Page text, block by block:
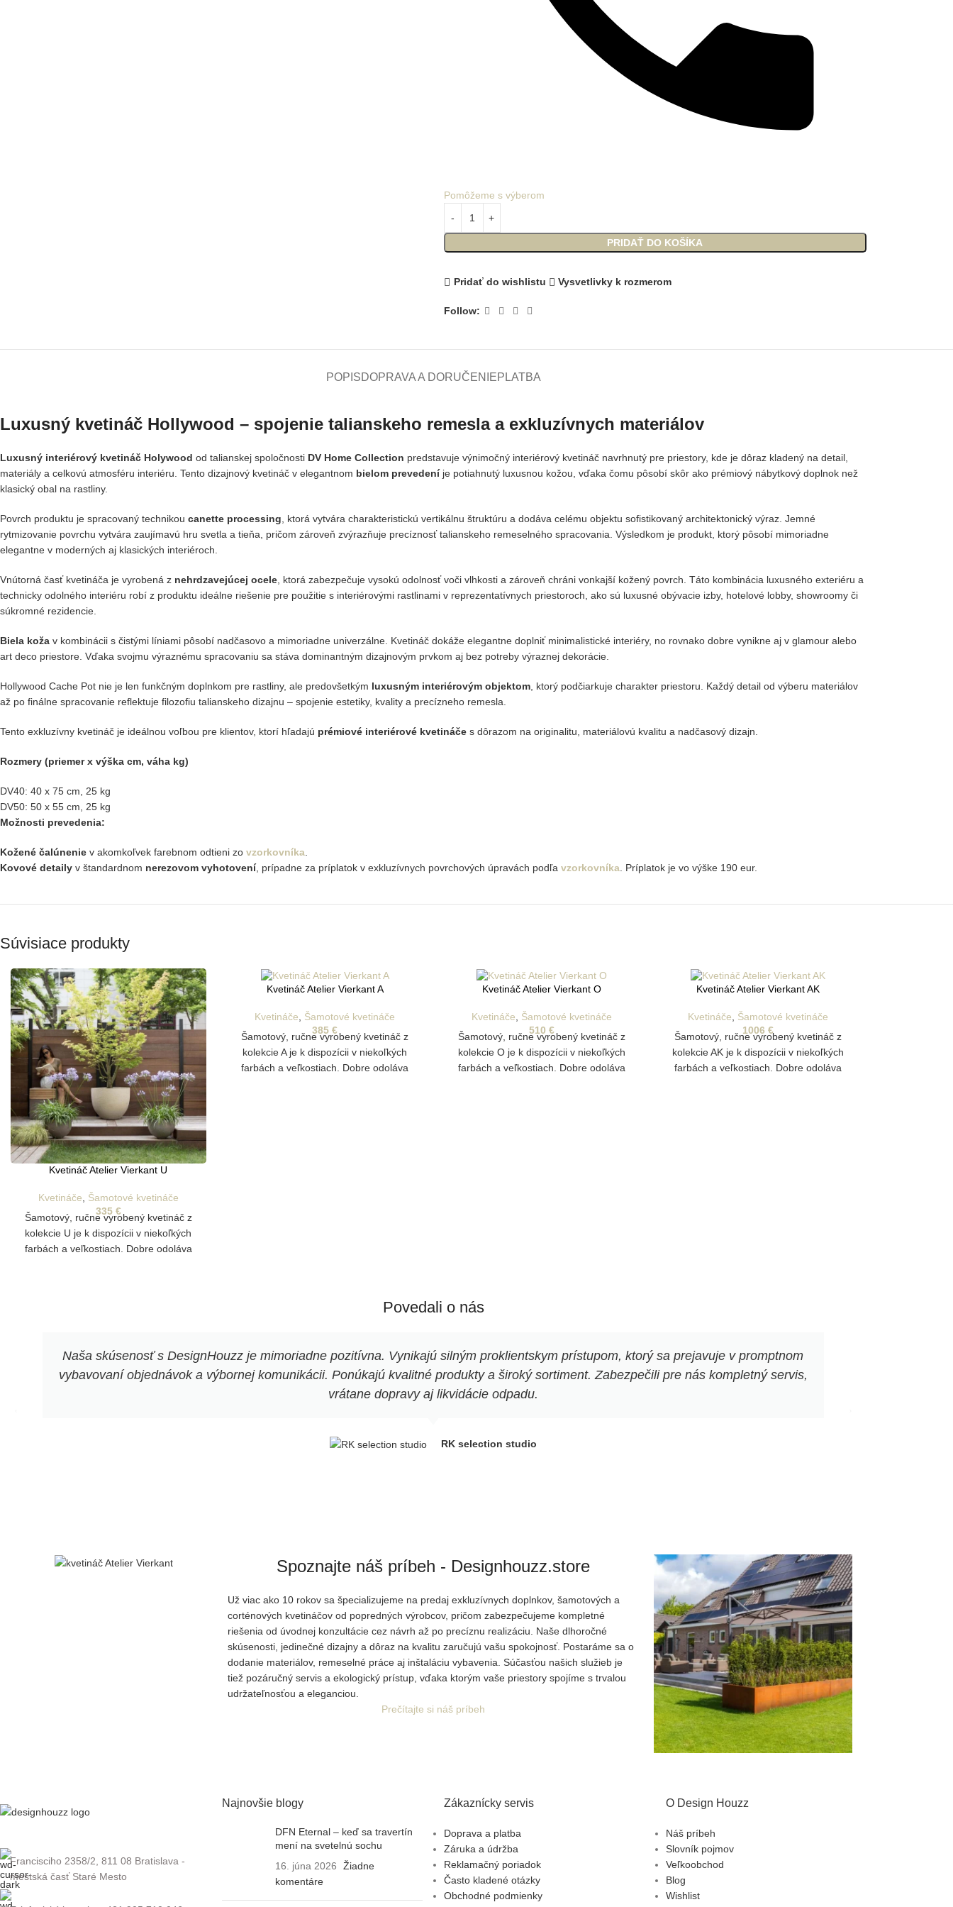
PRIDAŤ DO KOŠÍKA
Pomôžeme s výberom
Pridať do wishlistu Vysvetlivky k rozmerom
Follow:
POPISDOPRAVA A DORUČENIEPLATBA
Luxusný kvetináč Hollywood – spojenie talianskeho remesla a exkluzívnych materiálov
Luxusný interiérový kvetináč Holywood od talianskej spoločnosti DV Home Collection predstavuje výnimočný interiérový kvetináč navrhnutý pre priestory, kde je dôraz kladený na detail,
materiály a celkovú atmosféru interiéru. Tento dizajnový kvetináč v elegantnom bielom prevedeníje potiahnutý luxusnou kožou, vďaka čomu pôsobí skôr ako prémiový nábytkový doplnok než
klasický obal na rastliny.
Povrch produktu je spracovaný technikou canette processing , ktorá vytvára charakteristickú vertikálnu štruktúru a dodáva celému objektu sofistikovaný architektonický výraz. Jemné
rytmizovanie povrchu vytvára zaujímavú hru svetla a tieňa, pričom zároveň zvýrazňuje precíznosť talianskeho remeselného spracovania. Výsledkom je produkt, ktorý pôsobí mimoriadne
elegantne v moderných aj klasických interiéroch.
Vnútorná časť kvetináča je vyrobená z nehrdzavejúcej ocele , ktorá zabezpečuje vysokú odolnosť voči vlhkosti a zároveň chráni vonkajší kožený povrch. Táto kombinácia luxusného exteriéru a
technicky odolného interiéru robí z produktu ideálne riešenie pre použitie s interiérovými rastlinami v reprezentatívnych priestoroch, ako sú luxusné obývacie izby, hotelové lobby, showroomy či
súkromné rezidencie.
Biela koža v kombinácii s čistými líniami pôsobí nadčasovo a mimoriadne univerzálne. Kvetináč dokáže elegantne doplniť minimalistické interiéry, no rovnako dobre vynikne aj v glamour alebo
art deco priestore. Vďaka svojmu výraznému spracovaniu sa stáva dominantným dizajnovým prvkom aj bez potreby výraznej dekorácie.
Hollywood Cache Pot nie je len funkčným doplnkom pre rastliny, ale predovšetkým luxusným interiérovým objektom , ktorý podčiarkuje charakter priestoru. Každý detail od výberu materiálov
až po finálne spracovanie reflektuje filozofiu talianskeho dizajnu – spojenie estetiky, kvality a precízneho remesla.
Tento exkluzívny kvetináč je ideálnou voľbou pre klientov, ktorí hľadajú prémiové interiérové kvetináče s dôrazom na originalitu, materiálovú kvalitu a nadčasový dizajn.
Rozmery (priemer x výška cm, váha kg)
DV40: 40 x 75 cm, 25 kg
DV50: 50 x 55 cm, 25 kg
Možnosti prevedenia:
Kožené čalúnenie v akomkoľvek farebnom odtieni zo vzorkovníka
Kovové detaily v štandardnom nerezovom vyhotovení, prípadne za príplatok v exkluzívnych povrchových úpravách podľa vzorkovníka . Príplatok je vo výške 190 eur.
Súvisiace produkty
Kvetináč Atelier Vierkant U
Kvetináče, Šamotové kvetináče
335 €
Šamotový, ručne vyrobený kvetináč z
kolekcie U je k dispozícii v niekoľkých
farbách a veľkostiach. Dobre odoláva
Kvetináč Atelier Vierkant A
Kvetináče
Šamotové kvetináče
385€
Šamotový, ručne vyrobený kvetináč z
kolekcie A je k dispozícii v niekoľkých
farbách a veľkostiach. Dobre odoláva
Kvetináč Atelier Vierkant O
Kvetináče
Šamotové kvetináče
510 €
Šamotový, ručne vyrobený kvetináč z
kolekcie O je k dispozícii v niekoľkých
farbách a veľkostiach. Dobre odoláva
Kvetináč Atelier Vierkant AK
Kvetináče
Šamotové kvetináče
1006€
Šamotový, ručne vyrobený kvetináč z
kolekcie AK je k dispozícii v niekoľkých
farbách a veľkostiach. Dobre odoláva
Povedali o nás
Naša skúsenosť s DesignHouzz je mimoriadne pozitívna. Vynikajú silným proklientskym prístupom, ktorý sa prejavuje v promptnom
vybavovaní objednávok a výbornej komunikácii. Ponúkajú kvalitné produkty a široký sortiment. Zabezpečili pre nás kompletný servis,
vrátane dopravy aj likvidácie odpadu.
RK selection studio
Spoznajte náš príbeh - Designhouzz.store
Už viac ako 10 rokov sa špecializujeme na predaj exkluzívnych doplnkov, šamotových a
corténových kvetináčov od popredných výrobcov, pričom zabezpečujeme kompletné
riešenia od úvodnej konzultácie cez návrh až po precíznu realizáciu. Naše dlhoročné
skúsenosti, jedinečné dizajny a dôraz na kvalitu zaručujú vašu spokojnosť. Postaráme sa o
dodanie materiálov, remeselné práce aj inštaláciu vybavenia. Súčasťou našich služieb je
tiež pozáručný servis a ekologický prístup, vďaka ktorým vaše priestory spojíme s trvalou
udržateľnosťou a eleganciou.
Prečítajte si náš príbeh
Francisciho 2358/2, 811 08 Bratislava -
mestská časť Staré Mesto
Najnovšie blogy
DFN Eternal – keď sa travertín
mení na svetelnú sochu
16. júna 2026
Žiadne
komentáre
Zákaznícky servis
Doprava a platba
Záruka a údržba
Reklamačný poriadok
Často kladené otázky
Obchodné podmienky
O Design Houzz
Náš príbeh
Slovník pojmov
Veľkoobchod
Blog
Wishlist